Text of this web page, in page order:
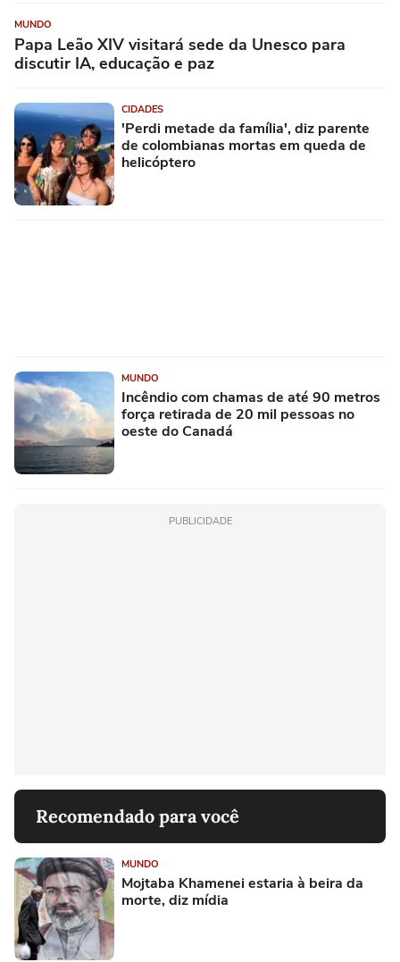
MUNDO
Papa Leão XIV visitará sede da Unesco para
discutir IA, educação e paz
CIDADES
'Perdi metade da família', diz parente
de colombianas mortas em queda de
helicóptero
MUNDO
Incêndio com chamas de até 90 metros
força retirada de 20 mil pessoas no
oeste do Canadá
PUBLICIDADE
Recomendado para você
MUNDO
Mojtaba Khamenei estaria à beira da
morte, diz mídia